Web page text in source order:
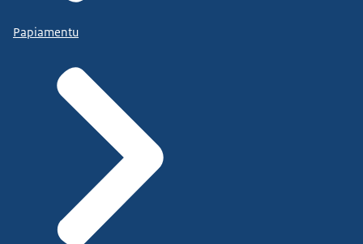
Papiamentu